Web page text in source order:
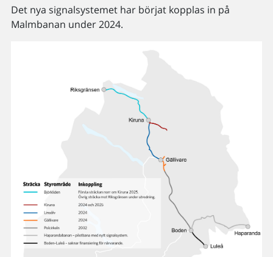
Det nya signalsystemet har börjat kopplas in på
Malmbanan under 2024.